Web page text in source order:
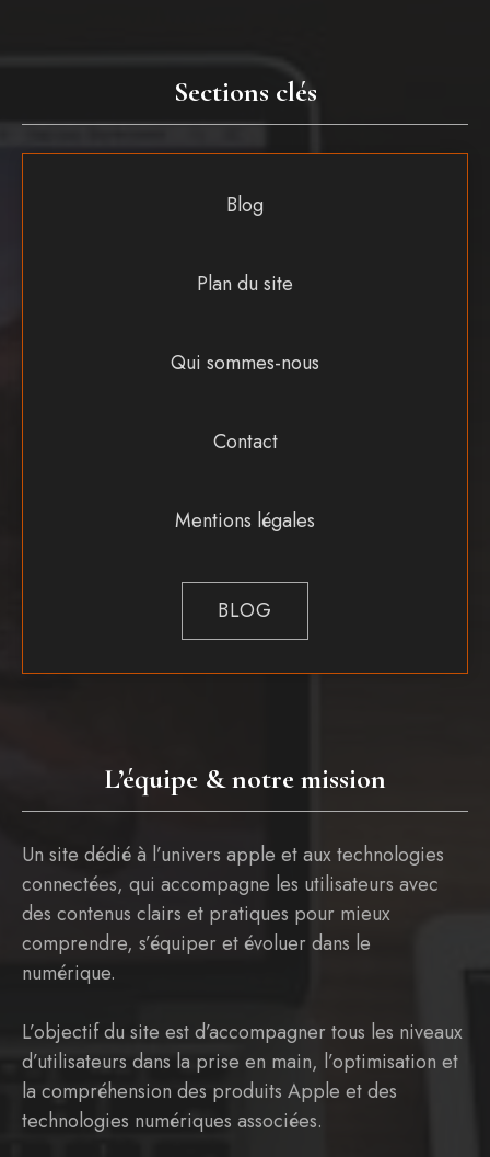
L’équipe & notre mission
Un site dédié à l’univers apple et aux technologies
connectées, qui accompagne les utilisateurs avec
des contenus clairs et pratiques pour mieux
comprendre, s’équiper et évoluer dans le
numérique.
L’objectif du site est d’accompagner tous les niveaux
d’utilisateurs dans la prise en main, l’optimisation et
la compréhension des produits Apple et des
technologies numériques associées.
Sections clés
Blog
Plan du site
Qui sommes-nous
Contact
Mentions légales
BLOG